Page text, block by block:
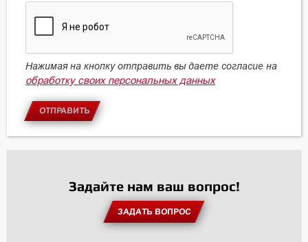
Нажимая на кнопку отправить вы даете согласие на
обработку своих персональных данных
ОТПРАВИТЬ
Задайте нам ваш вопрос!
ЗАДАТЬ ВОПРОС